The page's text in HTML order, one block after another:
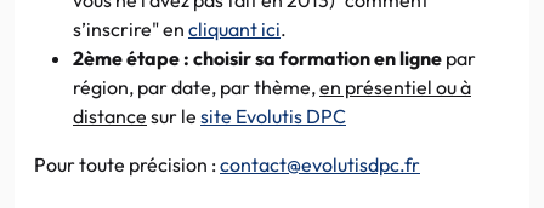
s’inscrire" en cliquant ici.
2ème étape : choisir sa formation en ligne par
région, par date, par thème,en présentiel ou à
distance sur le site Evolutis DPC
Pour toute précision :contact@evolutisdpc.fr